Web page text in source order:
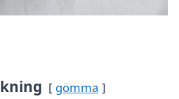
gömma